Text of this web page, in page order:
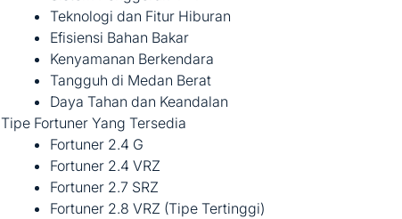
Teknologi dan Fitur Hiburan
Efisiensi Bahan Bakar
Kenyamanan Berkendara
Tangguh di Medan Berat
Daya Tahan dan Keandalan
Tipe Fortuner Yang Tersedia
Fortuner 2.4 G
Fortuner 2.4 VRZ
Fortuner 2.7 SRZ
Fortuner 2.8 VRZ (Tipe Tertinggi)